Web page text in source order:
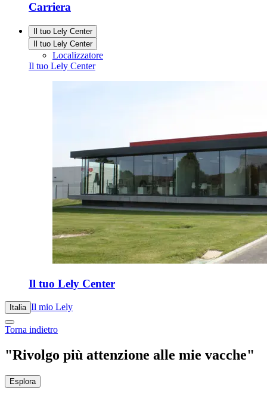
Carriera
Il tuo Lely Center
Il tuo Lely Center
Localizzatore
Il tuo Lely Center
Il tuo Lely Center
Italia Il mio Lely
Torna indietro
"Rivolgo più attenzione alle mie vacche"
Esplora